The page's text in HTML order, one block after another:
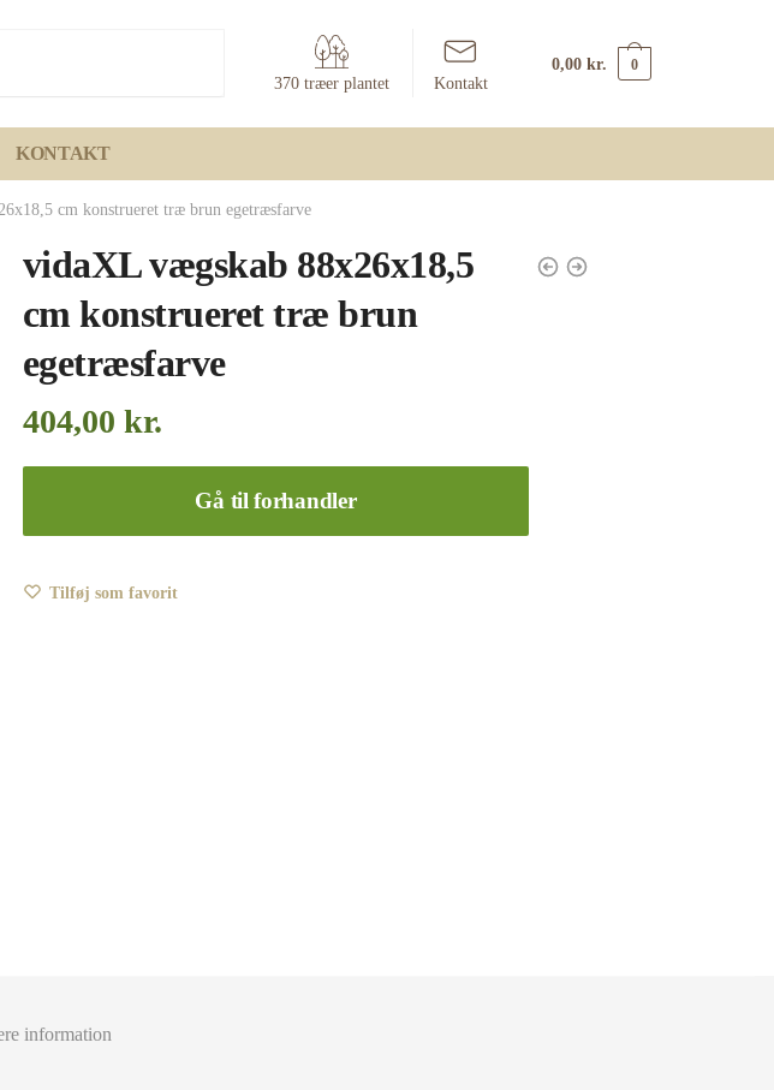
370 træer plantet Kontakt
0,00 kr. 0
KONTAKT
cm konstrueret træ brun egetræsfarve
vidaXL vægskab 88x26x18,5
cm konstrueret træ brun
egetræsfarve
404,00 kr.
Gå til forhandler
Tilføj som favorit
information